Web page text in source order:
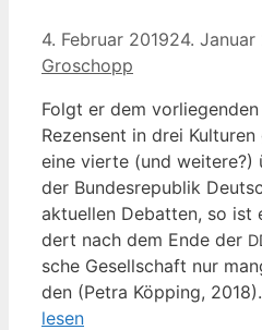
4. Februar 201924. Januar
Groschopp
Folgt er dem
Rezen­sent in drei
eine vier­te (und wei­te­re?)
der Bun­des­re­pu­blik
aktu­el­len Debat­ten, so
dert nach dem Ende der
sche Gesell­schaft nur
den (Petra Köp­ping,
le­sen